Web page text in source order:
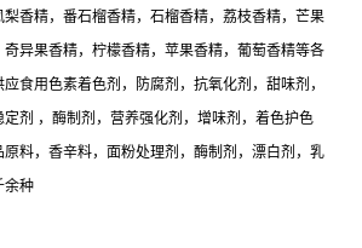
香精，番石榴香精，石榴香精，荔枝香精，芒果
异果香精，柠檬香精，苹果香精，葡萄香精等各
食用色素着色剂，防腐剂，抗氧化剂，甜味剂，
剂 ，酶制剂，营养强化剂，增味剂，着色护色
料，香辛料，面粉处理剂，酶制剂，漂白剂，乳
余种